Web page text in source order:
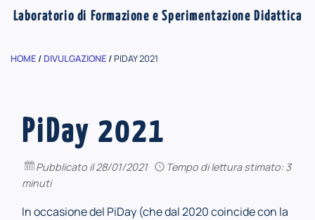
Laboratorio di Formazione e Sperimentazione Didattica
HOME/ DIVULGAZIONE/PIDAY 2021
PiDay 2021
Pubblicato il 28/01/2021
Tempo di lettura stimato: 3
minuti
In occasione del PiDay (che dal 2020 coincide con la